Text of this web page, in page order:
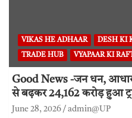
VIKAS HE ADHAAR DESH KI
TRADE HUB VYAPAAR KI
Good News -जन धन,
से बढ़कर 24,162 करोड़ हुआ
June 28, 2026 admin@UP